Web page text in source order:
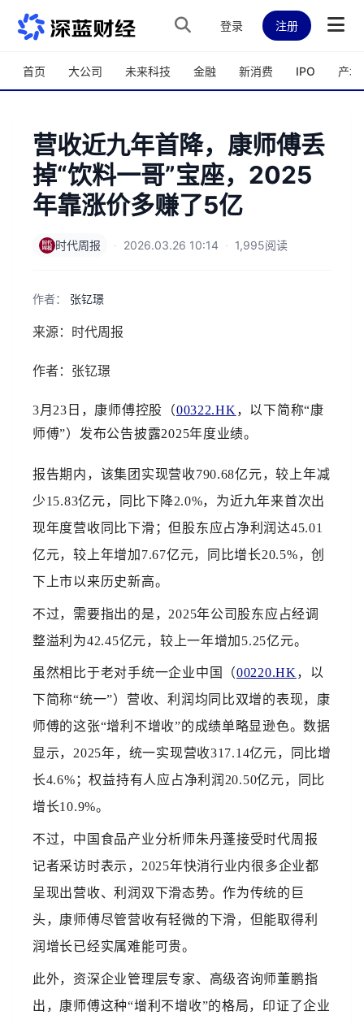
跳转到主内容
登录 注册
首页 大公司 未来科技 金融 新消费 IPO 产城
营收近九年首降，康师傅丢
掉“饮料一哥”宝座，2025
年靠涨价多赚了5亿
时代周报 · 2026.03.26 10:14 · 1,995阅读
作者： 张钇璟
来源：时代周报
作者：张钇璟
3月23日，康师傅控股（00322.HK ，以下简称“康
师傅”）发布公告披露2025年度业绩。
报告期内，该集团实现营收790.68亿元，较上年减
少15.83亿元，同比下降2.0%，为近九年来首次出
现年度营收同比下滑；但股东应占净利润达45.01
亿元，较上年增加7.67亿元，同比增长20.5%，创
下上市以来历史新高。
不过，需要指出的是，2025年公司股东应占经调
整溢利为42.45亿元，较上一年增加5.25亿元。
虽然相比于老对手统一企业中国（00220.HK ，以
下简称“统一”）营收、利润均同比双增的表现，康
师傅的这张“增利不增收”的成绩单略显逊色。数据
显示，2025年，统一实现营收317.14亿元，同比增
长4.6%；权益持有人应占净利润20.50亿元，同比
增长10.9%。
不过，中国食品产业分析师朱丹蓬接受时代周报
记者采访时表示，2025年快消行业内很多企业都
呈现出营收、利润双下滑态势。作为传统的巨
头，康师傅尽管营收有轻微的下滑，但能取得利
润增长已经实属难能可贵。
此外，资深企业管理层专家、高级咨询师董鹏指
出，康师傅这种“增利不增收”的格局，印证了企业